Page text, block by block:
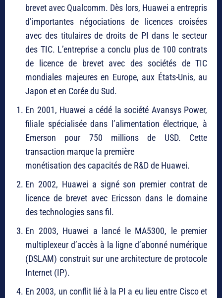
brevet avec Qualcomm. Dès lors, Huawei a entrepris
d’importantes négociations de licences croisées
avec des titulaires de droits de PI dans le secteur
des TIC. L’entreprise a conclu plus de 100 contrats
de licence de brevet avec des sociétés de TIC
mondiales majeures en Europe, aux États-Unis, au
Japon et en Corée du Sud.
En 2001, Huawei a cédé la société Avansys Power,
filiale spécialisée dans l’alimentation électrique, à
Emerson pour 750 millions de USD. Cette
transaction marque la première
monétisation des capacités de R&D de Huawei.
En 2002, Huawei a signé son premier contrat de
licence de brevet avec Ericsson dans le domaine
des technologies sans fil.
En 2003, Huawei a lancé le MA5300, le premier
multiplexeur d’accès à la ligne d’abonné numérique
(DSLAM) construit sur une architecture de protocole
Internet (IP).
En 2003, un conflit lié à la PI a eu lieu entre Cisco et